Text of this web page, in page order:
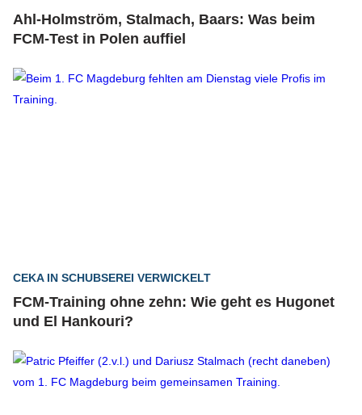
Ahl-Holmström, Stalmach, Baars: Was beim
FCM-Test in Polen auffiel
CEKA IN SCHUBSEREI VERWICKELT
FCM-Training ohne zehn: Wie geht es Hugonet
und El Hankouri?